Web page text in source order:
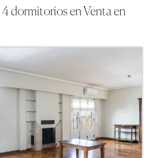
dormitorios en Venta en
Next